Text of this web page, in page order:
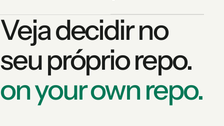
Veja decidir no
seu próprio repo.
on your own repo.